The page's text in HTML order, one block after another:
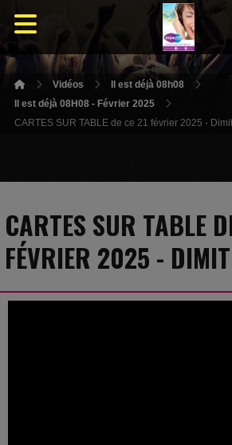
Vidéos
Il est déjà 08h08
Il est déjà 08H08 - Février 2025
CARTES SUR TABLE de ce 21 février 2025 -
CARTES SUR TABLE
FÉVRIER 2025 -